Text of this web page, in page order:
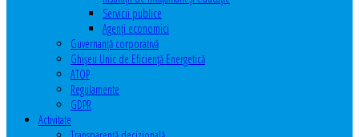
Servicii publice
Agenţi economici
Guvernanță corporativă
Ghişeu Unic de Eficienţă Energetică
ATOP
Regulamente
GDPR
Activitate